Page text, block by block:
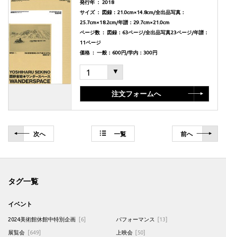
発行年 ： 2018
サイズ ： 図録：21.0cm×14.8cm/全出品写真：
25.7cm×18.2cm/年譜：29.7cm×21.0cm
ページ数 ： 図録：63ページ/全出品写真23ページ/年譜：
11ページ
価格 ： 一般：600円/学内：300円
注文フォームへ
次へ 一覧 前へ
タグ一覧
イベント
2024美術館休館中特別企画 [6]
展覧会 [649]
パフォーマンス [13]
上映会 [50]